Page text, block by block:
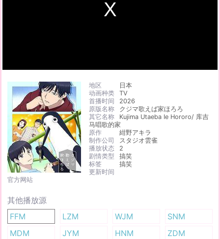
地区
日本
动画种类
TV
首播时间
2026
原版名称
クジマ歌えば家ほろろ
其它名称
Kujima Utaeba Ie Hororo/ 库吉
马唱歌的家
原作
紺野アキラ
制作公司
スタジオ雲雀
播放状态
2
剧情类型
搞笑
标签
搞笑
更新时间
官方网站
其他播放源
FFM
LZM WJM
SNM
MDM
JYM HNM
ZDM